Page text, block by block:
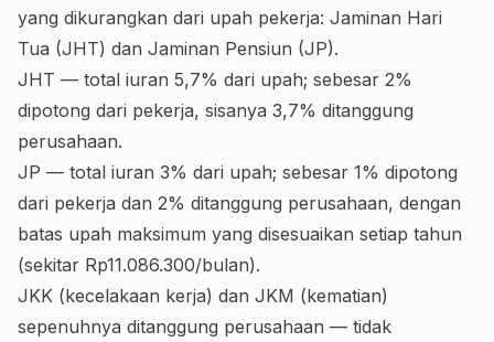
yang dikurangkan dari upah pekerja: Jaminan Hari
Tua (JHT) dan Jaminan Pensiun (JP).
JHT — total iuran 5,7% dari upah; sebesar 2%
dipotong dari pekerja, sisanya 3,7% ditanggung
perusahaan.
JP — total iuran 3% dari upah; sebesar 1% dipotong
dari pekerja dan 2% ditanggung perusahaan, dengan
batas upah maksimum yang disesuaikan setiap tahun
(sekitar Rp11.086.300/bulan).
JKK (kecelakaan kerja) dan JKM (kematian)
sepenuhnya ditanggung perusahaan — tidak